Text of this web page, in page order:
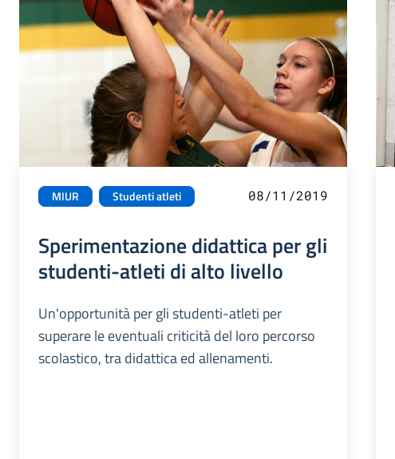
MIUR Studenti atleti 08/11/2019
Sperimentazione didattica per gli
studenti-atleti di alto livello
Un'opportunità per gli studenti-atleti per
superare le eventuali criticità del loro percorso
scolastico, tra didattica ed allenamenti.